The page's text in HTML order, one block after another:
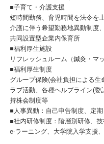
■子育て・介護支援
短時間勤務、育児時間を法令を
介護に伴う希望勤務地異動制度
共同設置型企業内保育所
■福利厚生施設
リフレッシュルーム（鍼灸・マ
■福利厚生制度
グループ保険(会社負担による
ラブ活動、各種ヘルプライン(
持株会制度等
■人事異動：自己申告制度、定
■社内研修制度：階層別研修、
e-ラーニング、大学院入学支援